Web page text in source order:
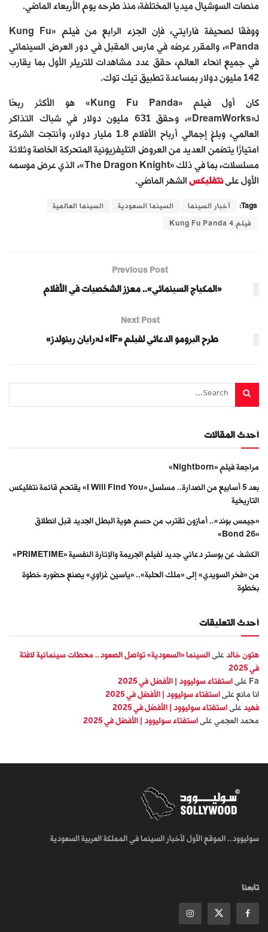
منصات السوشيال ميديا المختلفة، منذ طرحه يوم الأربعاء الماضي.
ووفقًا لصحيفة فارايتي، فإن الجزء الرابع من فيلم «Kung Fu
Panda»، والمقرر عرضه في مارس المقبل في دور العرض السينمائي
في جميع انحاء العالم، حقق عدد مشاهدات للتريلر الأول بما يقارب
142 مليون دولار بمساعدة تطبيق تيك توك.
كان أول فيلم «Kung Fu Panda» هو الأكثر ربحًا
لـ«DreamWorks»، وحقق 631 مليون دولار في شباك التذاكر
العالمي، وبلغ إجمالي أرباح الأفلام 1.8 مليار دولار، وأنتجت الشركة
امتيازًا يتضمن العديد من العروض التليفزيونية المتحركة الخاصة وثلاثة
مسلسلات، بما في ذلك «The Dragon Knight»، الذي عرض موسمه
الأول علىنتفليكس الشهر الماضي.
Tags: أخبار السينما السينما السعودية السينما العالمية
فيلم Kung Fu Panda 4
Previous Post
«المكياج السينمائي».. معزز الشخصيات في الأفلام
Next Post
طرح البرومو الدعائي لفيلم «IF» لـ«رايان رينولدز»
أحدث المقالات
مراجعة فيلم «Nightborn»
بعد 5 أسابيع من الصدارة.. مسلسل «I Will Find You» يقتحم قائمة نتفليكس
التاريخية
«جيمس بوند».. أمازون تقترب من حسم هوية البطل الجديد قبل انطلاق
«Bond 26»
الكشف عن بوستر دعائي جديد لفيلم الجريمة والإثارة النفسية «PRIMETIME»
من «فخر السويدي» إلى «ملك الحلبة».. «ياسين غزاوي» يصنع حضوره خطوة
بخطوة
أحدث التعليقات
هتون خالد على السينما «السعودية» تواصل الصعود.. محطات سينمائية لافتة
في 2025
Fa على استفتاء سوليوود | الأفضل في 2025
انا مانع على استفتاء سوليوود | الأفضل في 2025
فهيد على استفتاء سوليوود | الأفضل في 2025
محمد العجمي على استفتاء سوليوود | الأفضل في 2025
سوليوود.. الموقع الأول لأخبار السينما في المملكة العربية السعودية
تابعنا